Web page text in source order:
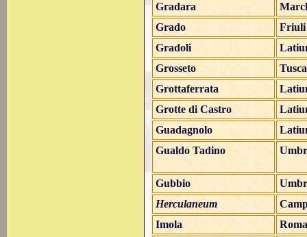
Gradara
Grado
Friuli
Gradoli
Grosseto
Grottaferrata
Grotte di Castro
Guadagnolo
Gualdo Tadino
Gubbio
Herculaneum
Imola